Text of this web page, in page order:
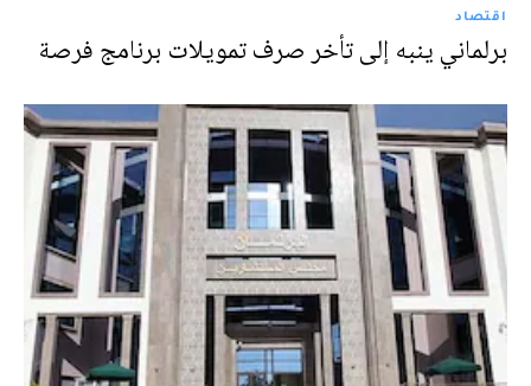
اقتصاد
برلماني ينبه إلى تأخر صرف تمويلات برنامج فرصة